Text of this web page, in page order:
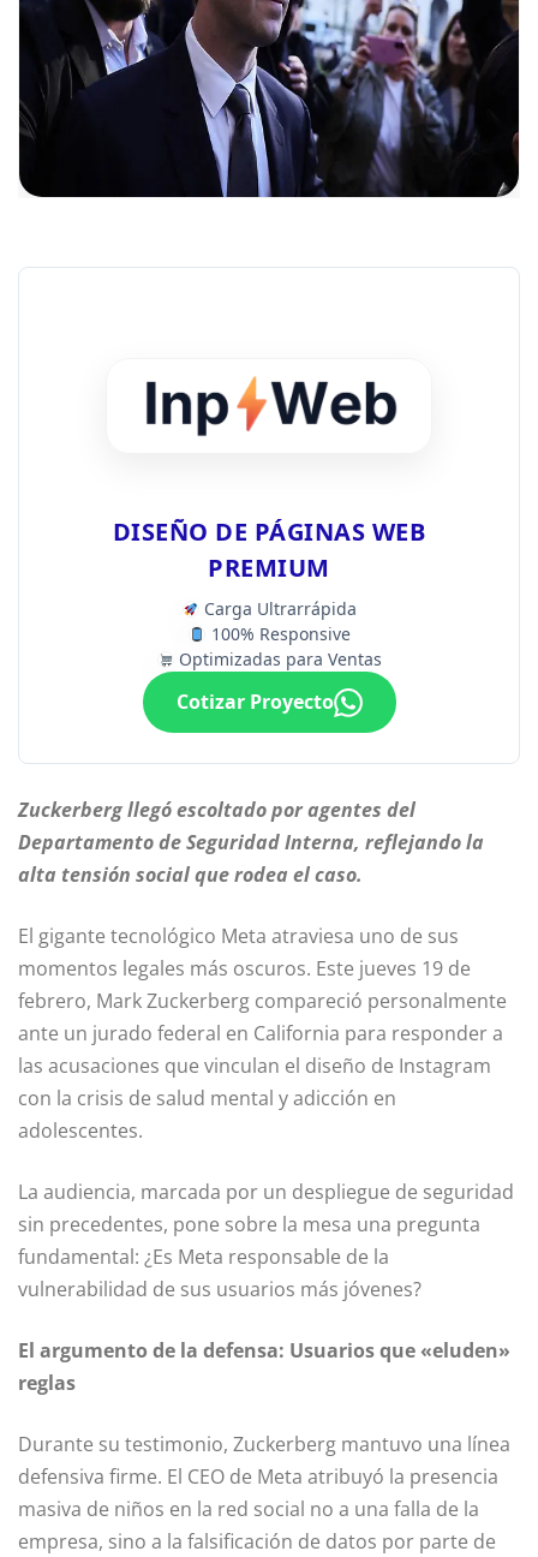
DISEÑO DE PÁGINAS WEB
PREMIUM
Carga Ultrarrápida
100% Responsive
Optimizadas para Ventas
Cotizar Proyecto
Zuckerberg llegó escoltado por agentes del
Departamento de Seguridad Interna, reflejando la
alta tensión social que rodea el caso.
El gigante tecnológico Meta atraviesa uno de sus
momentos legales más oscuros. Este jueves 19 de
febrero, Mark Zuckerberg compareció personalmente
ante un jurado federal en California para responder a
las acusaciones que vinculan el diseño de Instagram
con la crisis de salud mental y adicción en
adolescentes.
La audiencia, marcada por un despliegue de seguridad
sin precedentes, pone sobre la mesa una pregunta
fundamental: ¿Es Meta responsable de la
vulnerabilidad de sus usuarios más jóvenes?
El argumento de la defensa: Usuarios que «eluden»
reglas
Durante su testimonio, Zuckerberg mantuvo una línea
defensiva firme. El CEO de Meta atribuyó la presencia
masiva de niños en la red social no a una falla de la
empresa, sino a la falsificación de datos por parte de